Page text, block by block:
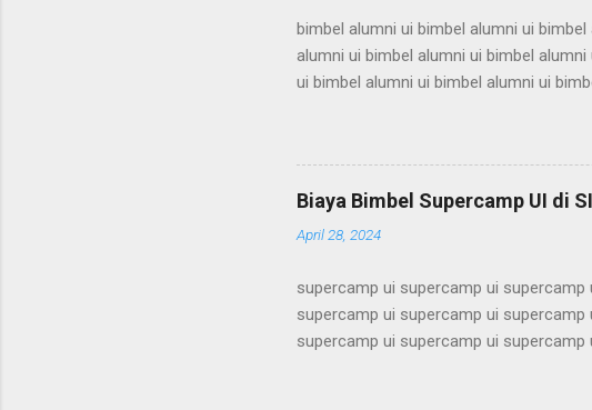
bimbel alumni ui bimbel alumni ui
alumni ui bimbel alumni ui bimbel
ui bimbel alumni ui bimbel alumni ui
alumni ui bimbel alumni ui bimbel
ui bimbel alumni ui bimbel alumni ui
bimbel alumni ui bimbel alumni ui
alumni ui bimbel alumni ui bimbel alumni
Biaya Bimbel Supercamp UI di
April 28, 2024
supercamp ui supercamp ui
supercamp ui supercamp ui
supercamp ui supercamp ui
supercamp ui supercamp ui